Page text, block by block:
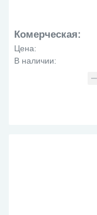
Комерческая:
Цена:
В наличии: